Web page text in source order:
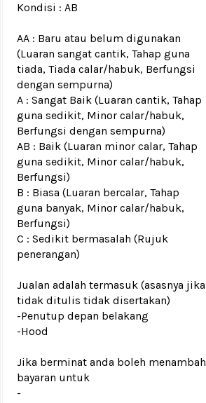
Kondisi : AB
AA : Baru atau belum digunakan
(Luaran sangat cantik, Tahap guna
tiada, Tiada calar/habuk, Berfungsi
dengan sempurna)
A : Sangat Baik (Luaran cantik, Tahap
guna sedikit, Minor calar/habuk,
Berfungsi dengan sempurna)
AB : Baik (Luaran minor calar, Tahap
guna sedikit, Minor calar/habuk,
Berfungsi)
B : Biasa (Luaran bercalar, Tahap
guna banyak, Minor calar/habuk,
Berfungsi)
C : Sedikit bermasalah (Rujuk
penerangan)
Jualan adalah termasuk (asasnya jika
tidak ditulis tidak disertakan)
-Penutup depan belakang
-Hood
Jika berminat anda boleh menambah
bayaran untuk
-